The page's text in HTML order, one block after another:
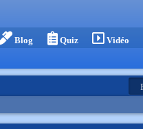
Blog Quiz Vidéo